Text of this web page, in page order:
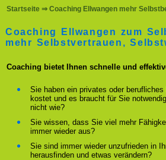
Startseite ⇒ Coaching Ellwangen mehr
Coaching Ellwangen zum
mehr Selbstvertrauen,
Coaching bietet Ihnen schnelle und
Sie haben ein privates oder
kostet und es braucht für Sie
nicht wie?
Sie wissen, dass Sie viel mehr
immer wieder aus?
Sie sind immer wieder unzufrieden in
herausfinden und etwas verändern?